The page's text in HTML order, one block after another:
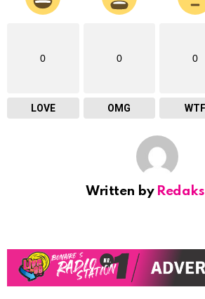
0
LOVE
0
OMG
0
WTF
Written by